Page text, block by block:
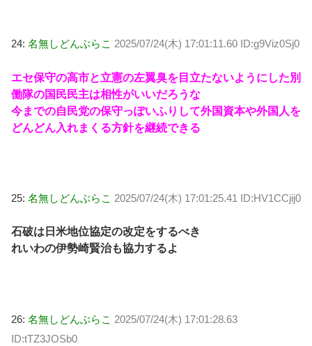
24: 名無しどんぶらこ 2025/07/24(木) 17:01:11.60 ID:g9Viz0Sj0
エセ保守の高市と立憲の左翼臭を目立たないようにした別
働隊の国民民主は相性がいいだろうな
今までの自民党の保守っぽいふりして外国資本や外国人を
どんどん入れまくる方針を継続できる
25: 名無しどんぶらこ 2025/07/24(木) 17:01:25.41 ID:HV1CCjij0
石破は日米地位協定の改定をするべき
れいわの伊勢崎賢治も協力するよ
26: 名無しどんぶらこ 2025/07/24(木) 17:01:28.63
ID:tTZ3JOSb0